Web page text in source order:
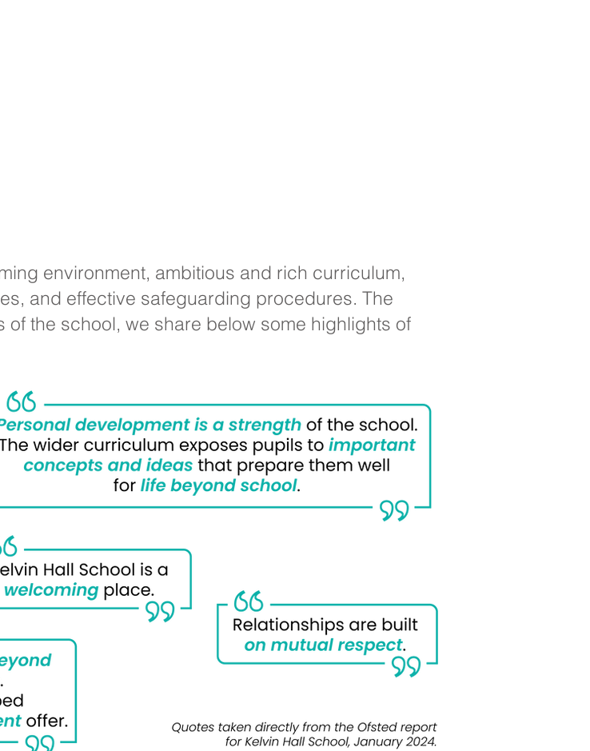
environment, ambitious and rich curriculum,
and effective safeguarding procedures. The
the school, we share below some highlights of